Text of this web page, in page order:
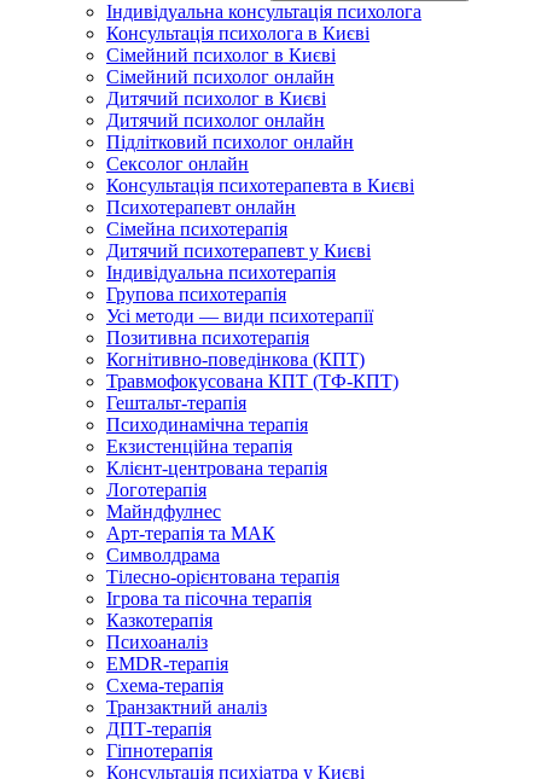
Індивідуальна консультація психолога
Консультація психолога в Києві
Сімейний психолог в Києві
Сімейний психолог онлайн
Дитячий психолог в Києві
Дитячий психолог онлайн
Підлітковий психолог онлайн
Сексолог онлайн
Консультація психотерапевта в Києві
Психотерапевт онлайн
Сімейна психотерапія
Дитячий психотерапевт у Києві
Індивідуальна психотерапія
Групова психотерапія
Усі методи — види психотерапії
Позитивна психотерапія
Когнітивно-поведінкова (КПТ)
Травмофокусована КПТ (ТФ-КПТ)
Гештальт-терапія
Психодинамічна терапія
Екзистенційна терапія
Клієнт-центрована терапія
Логотерапія
Майндфулнес
Арт-терапія та МАК
Символдрама
Тілесно-орієнтована терапія
Ігрова та пісочна терапія
Казкотерапія
Психоаналіз
EMDR-терапія
Схема-терапія
Транзактний аналіз
ДПТ-терапія
Гіпнотерапія
Консультація психіатра у Києві